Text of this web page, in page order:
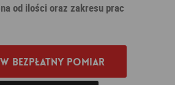
od ilości oraz zakresu prac
bezpłatny pomiar